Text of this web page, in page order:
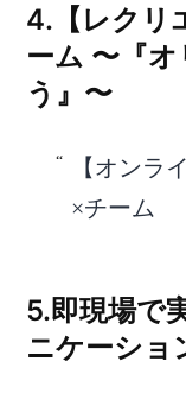
4.【レクリ
ーム 〜『
う』〜
【オンラ
×チーム
5.即現場で
ニケーショ